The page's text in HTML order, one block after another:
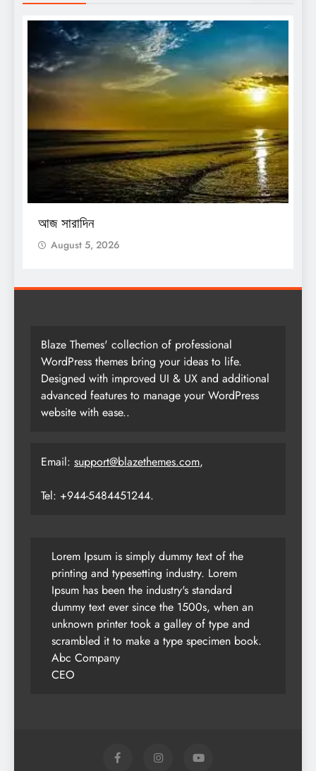
আজ সারাদিন
August 5, 2026
Blaze Themes' collection of professional
WordPress themes bring your ideas to life.
Designed with improved UI & UX and additional
advanced features to manage your WordPress
website with ease..
Email: support@blazethemes.com,
Tel: +944-5484451244.
Lorem Ipsum is simply dummy text of the
printing and typesetting industry. Lorem
Ipsum has been the industry's standard
dummy text ever since the 1500s, when an
unknown printer took a galley of type and
scrambled it to make a type specimen book.
Abc Company
CEO